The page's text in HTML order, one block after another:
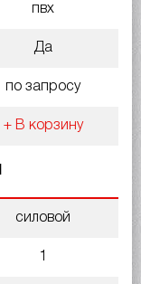
пвх
Да
по запросу
+ В корзину
силовой
1